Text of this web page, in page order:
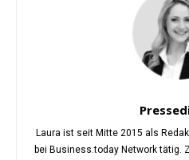
Laura ist seit Mitte 2015 als
bei Business.today Network tätig.